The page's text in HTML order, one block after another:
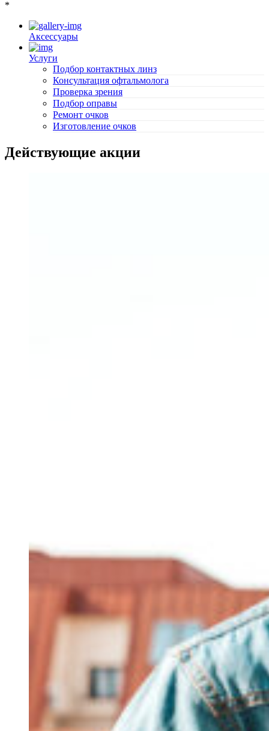
*
Аксессуары
Услуги
Подбор контактных линз
Консультация офтальмолога
Проверка зрения
Подбор оправы
Ремонт очков
Изготовление очков
Действующие акции